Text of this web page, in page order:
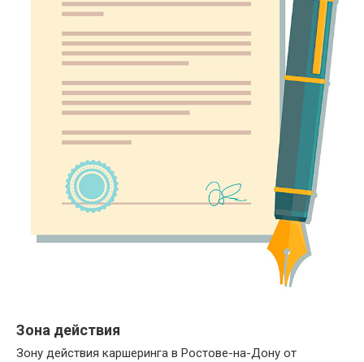
Зона действия
Зону действия каршеринга в Ростове-на-Дону от